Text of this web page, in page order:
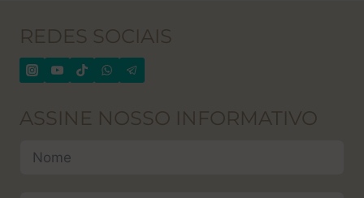
REDES SOCIAIS
ASSINE NOSSO INFORMATIVO